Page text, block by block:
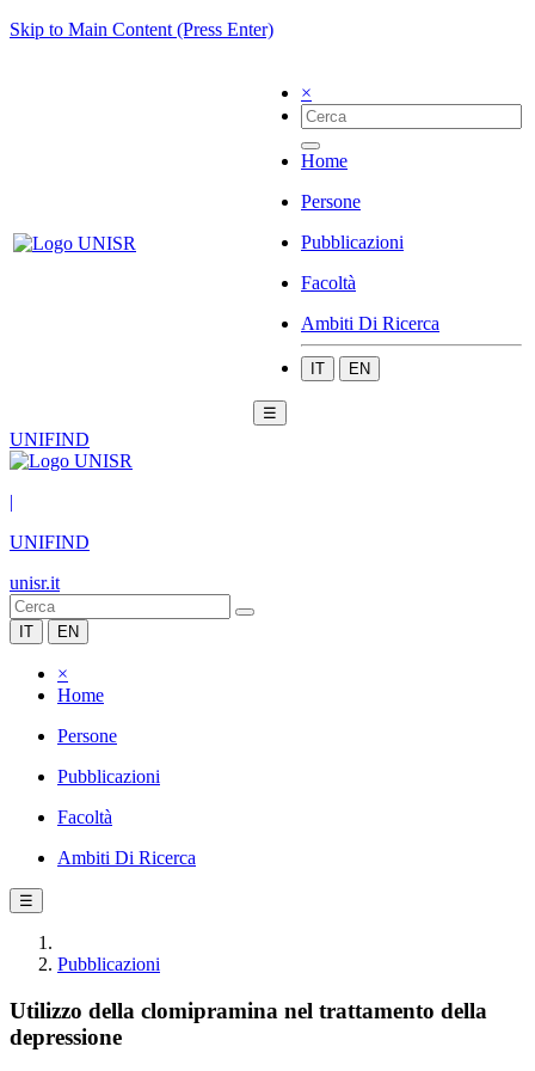
Skip to Main Content (Press Enter)
×
Home
Persone
Pubblicazioni
Facoltà
Ambiti Di Ricerca
IT EN
☰
UNIFIND
|
UNIFIND
unisr.it
IT EN
×
Home
Persone
Pubblicazioni
Facoltà
Ambiti Di Ricerca
☰
Pubblicazioni
Utilizzo della clomipramina nel trattamento della
depressione